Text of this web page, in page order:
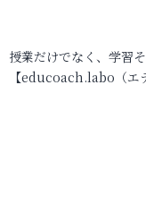
授業だけでなく、学習
【educoach.labo（エ